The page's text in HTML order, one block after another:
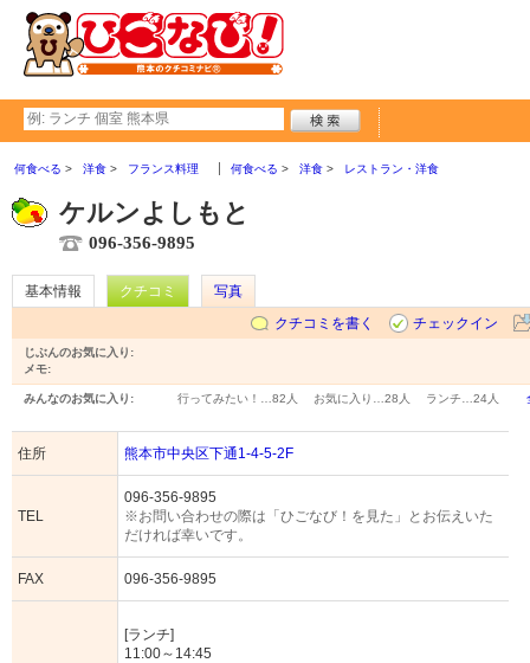
何食べる 洋食 フランス料理 何食べる 洋食 レストラン・洋食
ケルンよしもと
096-356-9895
基本情報 クチコミ
写真
クチコミを書く
チェックイン
じぶんのお気に入り:
メモ:
みんなのお気に入り: 行ってみたい！… 82人 お気に入り… 28人 ランチ… 24人
住所 熊本市中央区下通1-4-5-2F
TEL
096-356-9895
※お問い合わせの際は「ひごなび！を見た」とお伝えいた
だければ幸いです。
FAX 096-356-9895
[ランチ]
11:00～14:45